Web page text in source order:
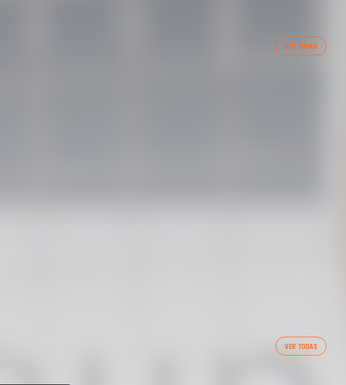
VER TODAS
VER TODAS
ENTRENAMENT DEL VALENCIA CF 7/8/2026